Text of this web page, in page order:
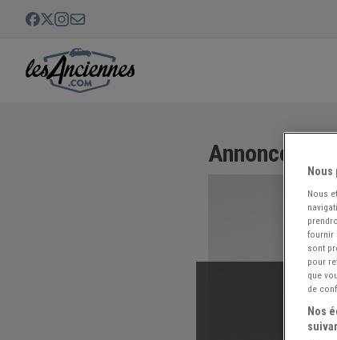
Annonce non
Nous
fournir
sont
pour
que
de
Nos